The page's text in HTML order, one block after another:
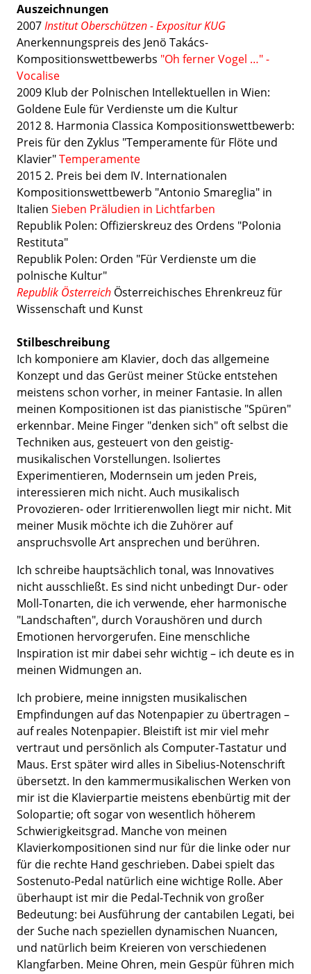
Auszeichnungen
2007Institut Oberschützen - Expositur KUG
Anerkennungspreis des Jenö Takács-
Kompositionswettbewerbs "Oh ferner Vogel …" -
Vocalise
2009 Klub der Polnischen Intellektuellen in Wien:
Goldene Eule für Verdienste um die Kultur
2012 8. Harmonia Classica Kompositionswettbewerb:
Preis für den Zyklus "Temperamente für Flöte und
Klavier"Temperamente
2015 2. Preis bei dem IV. Internationalen
Kompositionswettbewerb "Antonio Smareglia" in
Italien Sieben Präludien in Lichtfarben
Republik Polen: Offizierskreuz des Ordens "Polonia
Restituta"
Republik Polen: Orden "Für Verdienste um die
polnische Kultur"
Republik Österreich Österreichisches Ehrenkreuz für
Wissenschaft und Kunst
Stilbeschreibung
Ich komponiere am Klavier, doch das allgemeine
Konzept und das Gerüst meiner Stücke entstehen
meistens schon vorher, in meiner Fantasie. In allen
meinen Kompositionen ist das pianistische "Spüren"
erkennbar. Meine Finger "denken sich" oft selbst die
Techniken aus, gesteuert von den geistig-
musikalischen Vorstellungen. Isoliertes
Experimentieren, Modernsein um jeden Preis,
interessieren mich nicht. Auch musikalisch
Provozieren- oder Irritierenwollen liegt mir nicht. Mit
meiner Musik möchte ich die Zuhörer auf
anspruchsvolle Art ansprechen und berühren.
Ich schreibe hauptsächlich tonal, was Innovatives
nicht ausschließt. Es sind nicht unbedingt Dur- oder
Moll-Tonarten, die ich verwende, eher harmonische
"Landschaften", durch Voraushören und durch
Emotionen hervorgerufen. Eine menschliche
Inspiration ist mir dabei sehr wichtig – ich deute es in
meinen Widmungen an.
Ich probiere, meine innigsten musikalischen
Empfindungen auf das Notenpapier zu übertragen –
auf reales Notenpapier. Bleistift ist mir viel mehr
vertraut und persönlich als Computer-Tastatur und
Maus. Erst später wird alles in Sibelius-Notenschrift
übersetzt. In den kammermusikalischen Werken von
mir ist die Klavierpartie meistens ebenbürtig mit der
Solopartie; oft sogar von wesentlich höherem
Schwierigkeitsgrad. Manche von meinen
Klavierkompositionen sind nur für die linke oder nur
für die rechte Hand geschrieben. Dabei spielt das
Sostenuto-Pedal natürlich eine wichtige Rolle. Aber
überhaupt ist mir die Pedal-Technik von großer
Bedeutung: bei Ausführung der cantabilen Legati, bei
der Suche nach speziellen dynamischen Nuancen,
und natürlich beim Kreieren von verschiedenen
Klangfarben. Meine Ohren, mein Gespür führen mich